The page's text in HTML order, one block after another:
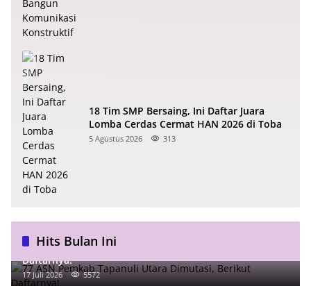
18 Tim SMP Bersaing, Ini Daftar Juara
Lomba Cerdas Cermat HAN 2026 di Toba
5 Agustus 2026 313
Hits Bulan Ini
77 ASN Pemkab Tapanuli Utara Dimutasi, Berikut
Daftarnya!
17 Juli 2026 5572